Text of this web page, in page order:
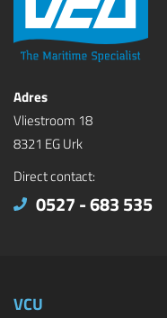
Adres
Vliestroom 18
8321 EG Urk
Direct contact:
0527 - 683 535
VCU